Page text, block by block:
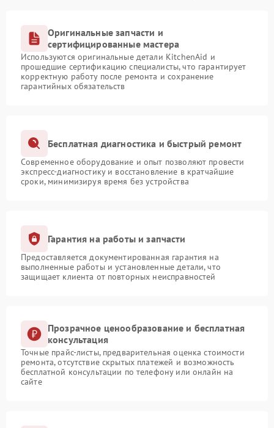
Оригинальные запчасти и
сертифицированные мастера
Используются оригинальные детали KitchenAid и
прошедшие сертификацию специалисты, что гарантирует
корректную работу после ремонта и сохранение
гарантийных обязательств
Бесплатная диагностика и быстрый ремонт
Современное оборудование и опыт позволяют провести
экспресс-диагностику и восстановление в кратчайшие
сроки, минимизируя время без устройства
Гарантия на работы и запчасти
Предоставляется документированная гарантия на
выполненные работы и установленные детали, что
защищает клиента от повторных неисправностей
Прозрачное ценообразование и бесплатная
консультация
Точные прайс-листы, предварительная оценка стоимости
ремонта, отсутствие скрытых платежей и возможность
бесплатной консультации по телефону или онлайн на
сайте